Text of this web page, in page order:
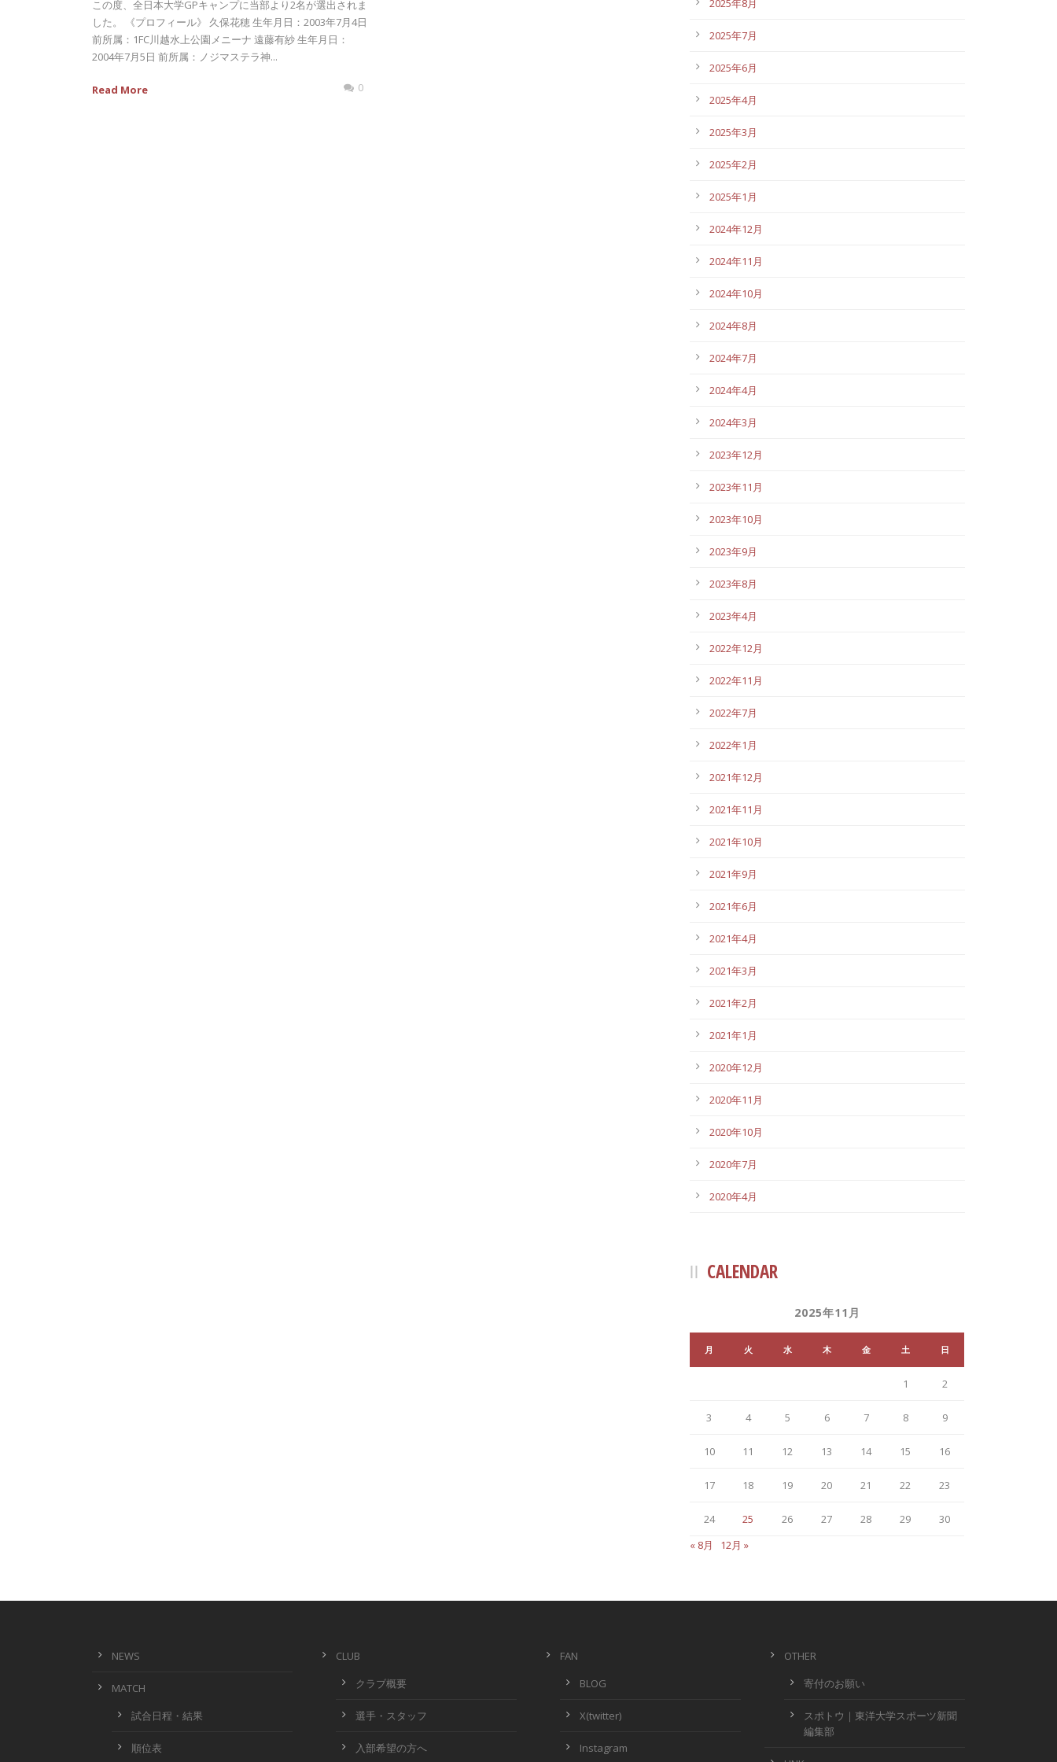
この度、全日本大学GPキャンプに当部より2名が選出されま
した。 《プロフィール》 久保花穂 生年月日：2003年7月4日
前所属：1FC川越水上公園メニーナ 遠藤有紗 生年月日：
2004年7月5日 前所属：ノジマステラ神...
Read More 0
2025年8月
2025年7月
2025年6月
2025年4月
2025年3月
2025年2月
2025年1月
2024年12月
2024年11月
2024年10月
2024年8月
2024年7月
2024年4月
2024年3月
2023年12月
2023年11月
2023年10月
2023年9月
2023年8月
2023年4月
2022年12月
2022年11月
2022年7月
2022年1月
2021年12月
2021年11月
2021年10月
2021年9月
2021年6月
2021年4月
2021年3月
2021年2月
2021年1月
2020年12月
2020年11月
2020年10月
2020年7月
2020年4月
CALENDAR
2025年11月
月 火 水 木 金 土 日
1 2
3 4 5 6 7 8 9
10 11 12 13 14 15 16
17 18 19 20 21 22 23
24 25 26 27 28 29
30
« 8月
12月 »
NEWS
MATCH
試合日程・結果
順位表
CLUB
クラブ概要
選手・スタッフ
入部希望の方へ
FAN
BLOG
X(twitter)
Instagram
OTHER
寄付のお願い
スポトウ｜東洋大学スポーツ新聞
編集部